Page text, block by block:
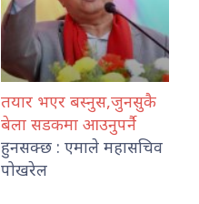
तयार भएर बस्नुस,जुनसुकै
बेला सडकमा आउनुपर्नै
हुनसक्छ : एमाले महासचिव
पोखरेल